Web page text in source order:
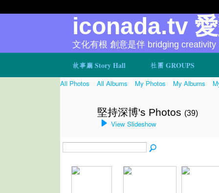
故事廳 Story Hall 社團 GROUPS
iconada.tv
文化有根 創意是伴 bridging creativity
All Photos All Albums My Photos My Albums
堅持深博's Photos (39)
View Slideshow